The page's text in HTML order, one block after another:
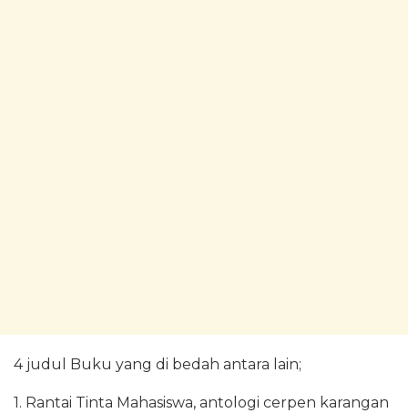
4 judul Buku yang di bedah antara lain;
1. Rantai Tinta Mahasiswa, antologi cerpen karangan